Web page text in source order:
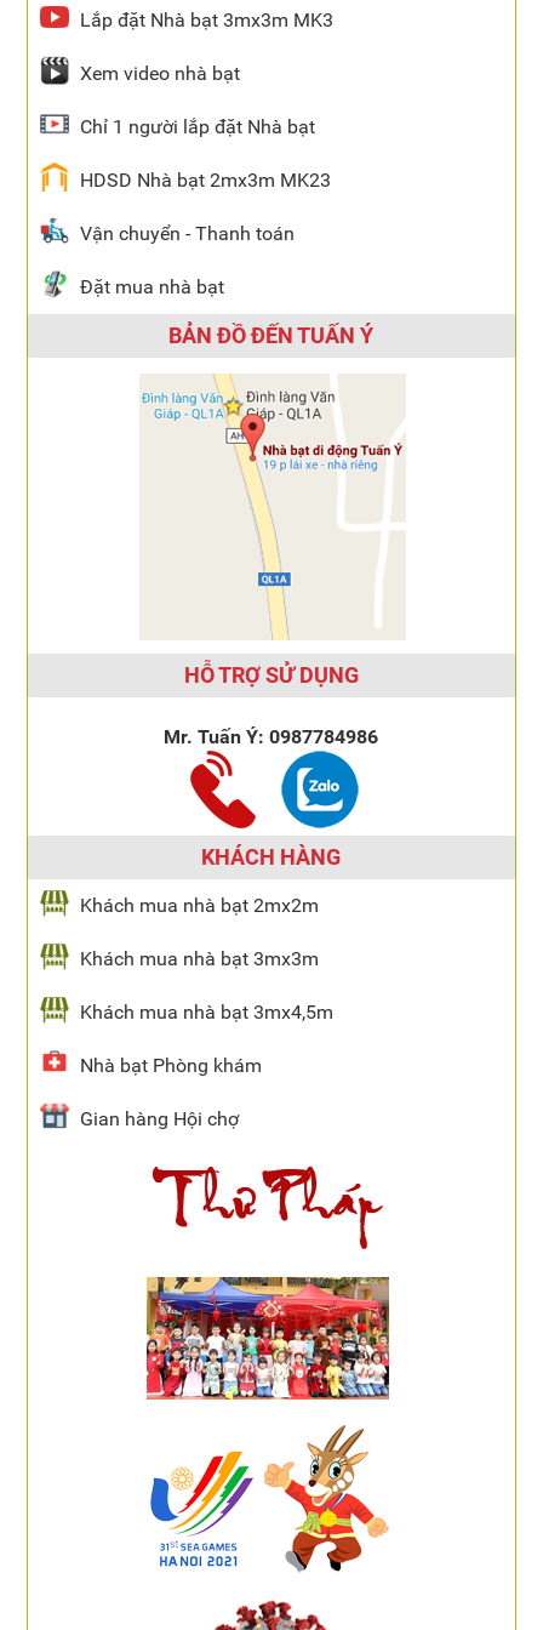
Lắp đặt Nhà bạt 3mx3m MK3
Xem video nhà bạt
Chỉ 1 người lắp đặt Nhà bạt
HDSD Nhà bạt 2mx3m MK23
Vận chuyển - Thanh toán
Đặt mua nhà bạt
BẢN ĐỒ ĐẾN TUẤN Ý
HỖ TRỢ SỬ DỤNG
Mr. Tuấn Ý:0987784986
KHÁCH HÀNG
Khách mua nhà bạt 2mx2m
Khách mua nhà bạt 3mx3m
Khách mua nhà bạt 3mx4,5m
Nhà bạt Phòng khám
Gian hàng Hội chợ